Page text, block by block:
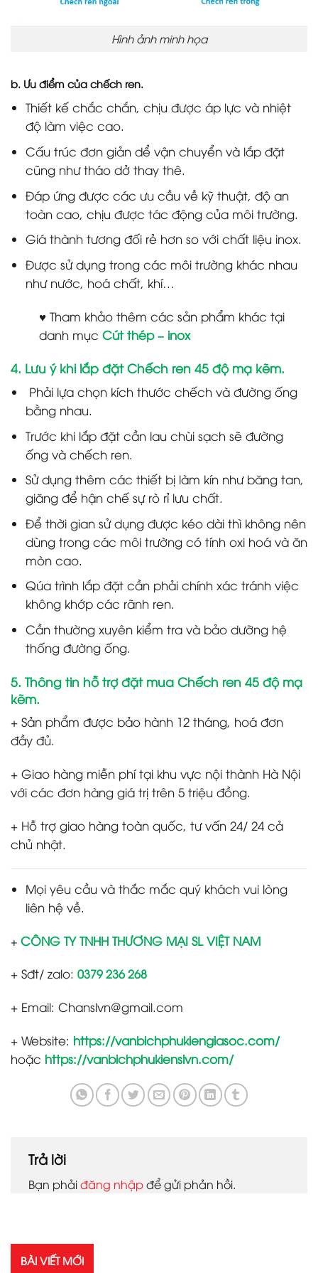
Hình ảnh minh họa
b. Ưu điểm của chếch ren.
Thiết kế chắc chắn, chịu được áp lực và nhiệt
độ làm việc cao.
Cấu trúc đơn giản dể vận chuyển và lắp đặt
cũng như tháo dở thay thê.
Đáp ứng được các ưu cầu về kỹ thuật, độ an
toàn cao, chịu được tác động của môi trường.
Giá thành tương đối rẻ hơn so với chất liệu inox.
Được sử dụng trong các môi trường khác nhau
như nước, hoá chất, khí…
♥ Tham khảo thêm các sản phẩm khác tại
danh mục Cút thép – inox
4. Lưu ý khi lắp đặt Chếch ren 45 độ mạ kẽm.
Phải lựa chọn kích thước chếch và đường ống
bằng nhau.
Trước khi lắp đặt cần lau chùi sạch sẽ đường
ống và chếch ren.
Sử dụng thêm các thiết bị làm kín như băng tan,
giăng để hận chế sự rò rỉ lưu chất.
Để thời gian sử dụng được kéo dài thì không nên
dùng trong các môi trường có tính oxi hoá và ăn
mòn cao.
Qúa trình lắp đặt cần phải chính xác tránh việc
không khớp các rãnh ren.
Cần thường xuyên kiểm tra và bảo dưỡng hệ
thống đường ống.
5. Thông tin hỗ trợ đặt mua Chếch ren 45 độ mạ
kẽm.
+ Sản phẩm được bảo hành 12 tháng, hoá đơn
đầy đủ.
+ Giao hàng miễn phí tại khu vực nội thành Hà Nội
với các đơn hàng giá trị trên 5 triệu đồng.
+ Hỗ trợ giao hàng toàn quốc, tư vấn 24/ 24 cả
chủ nhật.
Mọi yêu cầu và thắc mắc quý khách vui lòng
liên hệ về.
+ CÔNG TY TNHH THƯƠNG MẠI SL VIỆT NAM
+ Sđt/ zalo: 0379 236 268
+ Email: Chanslvn@gmail.com
+ Website: https://vanbichphukiengiasoc.com/
hoặc https://vanbichphukienslvn.com/
Trả lời
Bạn phảiđăng nhậpđể gửi phản hồi.
BÀI VIẾT MỚI